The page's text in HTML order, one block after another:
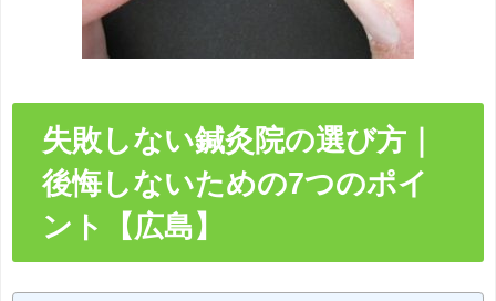
失敗しない鍼灸院の選び方｜
後悔しないための7つのポイ
ント【広島】